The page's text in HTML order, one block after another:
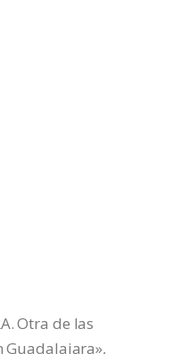
Otra de las
Guadalajara»,